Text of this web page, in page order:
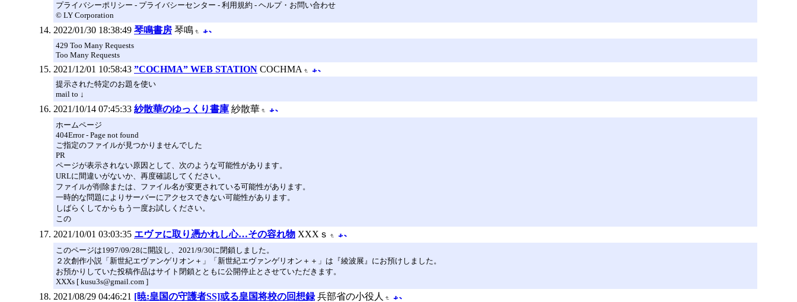
プライバシーポリシー - プライバシーセンター - 利用規約 - ヘルプ・お問い合わせ
© LY Corporation
2022/01/30 18:38:49 琴鳴書房 琴鳴
429 Too Many Requests
Too Many Requests
2021/12/01 10:58:43 ”COCHMA” WEB STATION COCHMA
提示された特定のお題を使い
mail to ↓
2021/10/14 07:45:33 紗散華のゆっくり書庫 紗散華
ホームページ
404Error - Page not found
ご指定のファイルが見つかりませんでした
PR
ページが表示されない原因として、次のような可能性があります。
URLに間違いがないか、再度確認してください。
ファイルが削除または、ファイル名が変更されている可能性があります。
一時的な問題によりサーバーにアクセスできない可能性があります。
しばらくしてからもう一度お試しください。
この
2021/10/01 03:03:35 エヴァに取り憑かれし心…その容れ物 XXXｓ
このページは1997/09/28に開設し、2021/9/30に閉鎖しました。
２次創作小説「新世紀エヴァンゲリオン＋」「新世紀エヴァンゲリオン＋＋」は『綾波展』にお預けしました。
お預かりしていた投稿作品はサイト閉鎖とともに公開停止とさせていただきます。
XXXs [ kusu3s@gmail.com ]
2021/08/29 04:46:21 [暁:皇国の守護者SS]或る皇国将校の回想録 兵部省の小役人